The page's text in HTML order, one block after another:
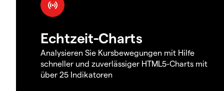
Echtzeit-Charts
Analysieren Sie Kursbewegungen mit Hilfe
schneller und zuverlässiger HTML5-Charts mit
über 25 Indikatoren